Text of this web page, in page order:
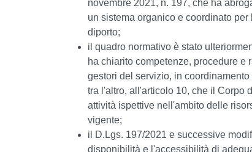
novembre 2021, n. 197, che ha
un sistema organico e coordinato
diporto;
il quadro normativo è stato
ha chiarito competenze, procedure e
gestori del servizio, in
tra l'altro, all'articolo 10, che il Corpo
attività ispettive nell'ambito delle
vigente;
il D.Lgs. 197/2021 e successive
disponibilità e l'accessibilità di